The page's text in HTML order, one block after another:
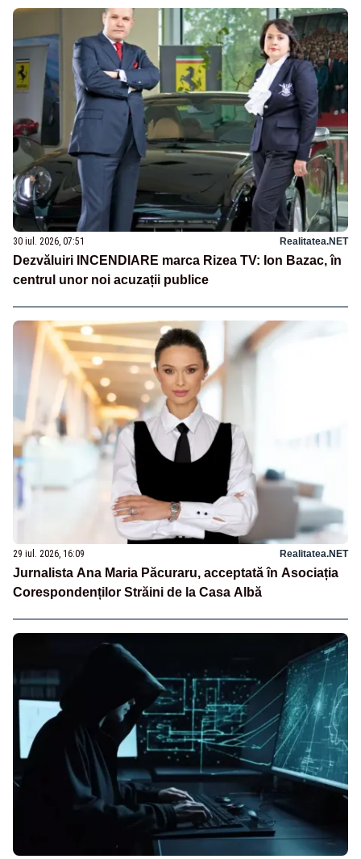
30 iul. 2026, 07:51 Realitatea.NET
Dezvăluiri INCENDIARE marca Rizea TV: Ion Bazac, în
centrul unor noi acuzații publice
29 iul. 2026, 16:09 Realitatea.NET
Jurnalista Ana Maria Păcuraru, acceptată în Asociația
Corespondenților Străini de la Casa Albă